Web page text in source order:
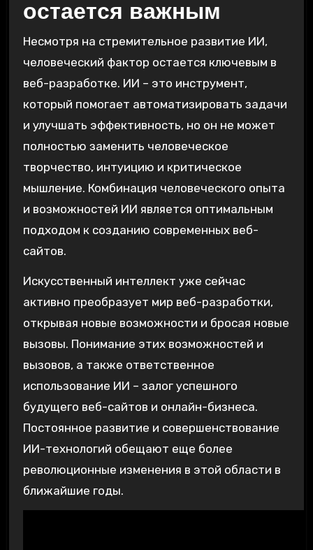
остается важным
Несмотря на стремительное развитие ИИ,
человеческий фактор остается ключевым в
веб-разработке. ИИ – это инструмент,
который помогает автоматизировать задачи
и улучшать эффективность, но он не может
полностью заменить человеческое
творчество, интуицию и критическое
мышление. Комбинация человеческого опыта
и возможностей ИИ является оптимальным
подходом к созданию современных веб-
сайтов.
Искусственный интеллект уже сейчас
активно преобразует мир веб-разработки,
открывая новые возможности и бросая новые
вызовы. Понимание этих возможностей и
вызовов, а также ответственное
использование ИИ – залог успешного
будущего веб-сайтов и онлайн-бизнеса.
Постоянное развитие и совершенствование
ИИ-технологий обещают еще более
революционные изменения в этой области в
ближайшие годы.